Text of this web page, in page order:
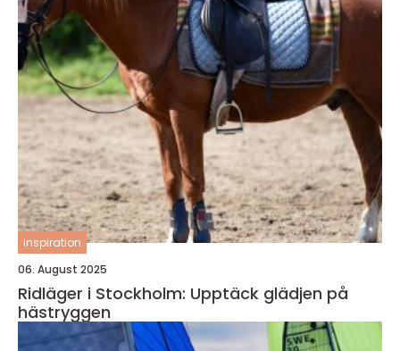
inspiration
06. August 2025
Ridläger i Stockholm: Upptäck glädjen på
hästryggen